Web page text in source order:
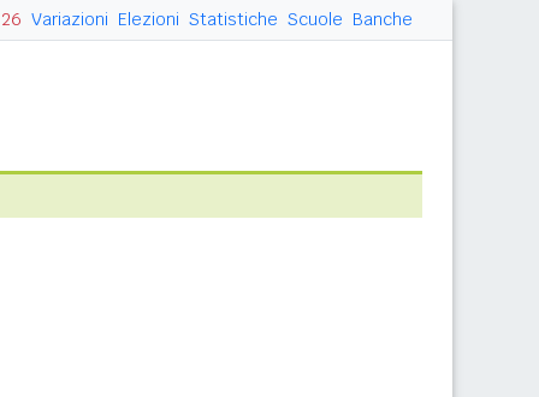
Variazioni Elezioni Statistiche Scuole Banche